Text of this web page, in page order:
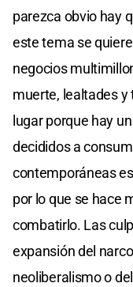
parezca obvio hay
este tema se
negocios
muerte, lealtades y
lugar porque hay
decididos a
contemporáneas
por lo que se hace
combatirlo. Las
expansión del
neoliberalismo o